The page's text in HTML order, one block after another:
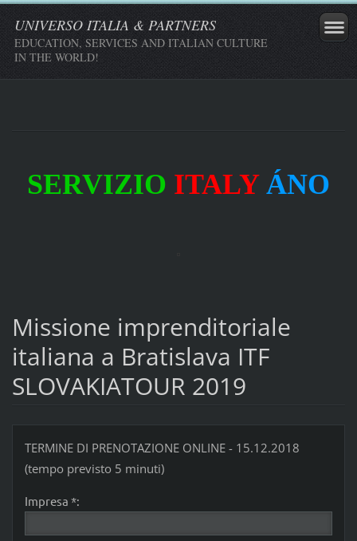
UNIVERSO ITALIA & PARTNERS
EDUCATION, SERVICES AND ITALIAN CULTURE
IN THE WORLD!
SERVIZIO ITALY ÁNO
Missione imprenditoriale
italiana a Bratislava ITF
SLOVAKIATOUR 2019
TERMINE DI PRENOTAZIONE ONLINE - 15.12.2018
(tempo previsto 5 minuti)
Impresa *: